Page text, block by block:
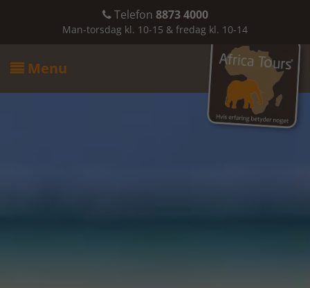
Telefon 8873 4000
Man-torsdag kl. 10-15 & fredag kl. 10-14
 Menu